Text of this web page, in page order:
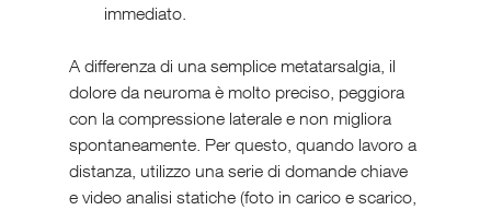
immediato.
A differenza di una semplice metatarsalgia, il
dolore da neuroma è molto preciso, peggiora
con la compressione laterale e non migliora
spontaneamente. Per questo, quando lavoro a
distanza, utilizzo una serie di domande chiave
e video analisi statiche (foto in carico e scarico,